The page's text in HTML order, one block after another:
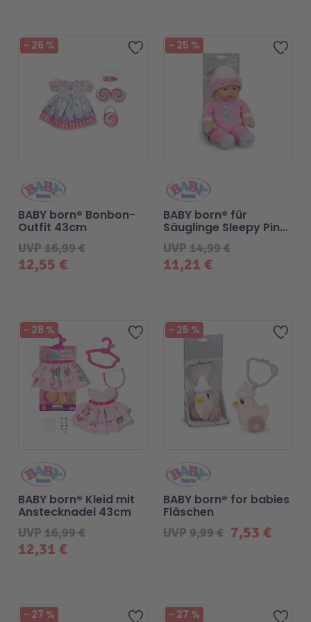
Zur Wunschliste hinzufügen
- 26 %
12,55 €
UVP16,99 €
BABY born® Bonbon-
Outfit 43cm
Zur
- 25 %
11,21 €
UVP14,99 €
BABY born® für
Säuglinge Sleepy Pink
30cm
Zur Wunschliste hinzufügen
- 28 %
12,31 €
UVP16,99 €
BABY born® Kleid mit
Anstecknadel 43cm
Zur
- 25 %
Beliebt
7,53 €
UVP9,99 €
BABY born® for babies
Fläschen
Zur Wunschliste hinzufügen
- 27 % Zur
- 27 %